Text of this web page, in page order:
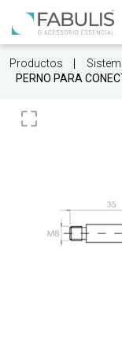
Productos
PERNO PARA